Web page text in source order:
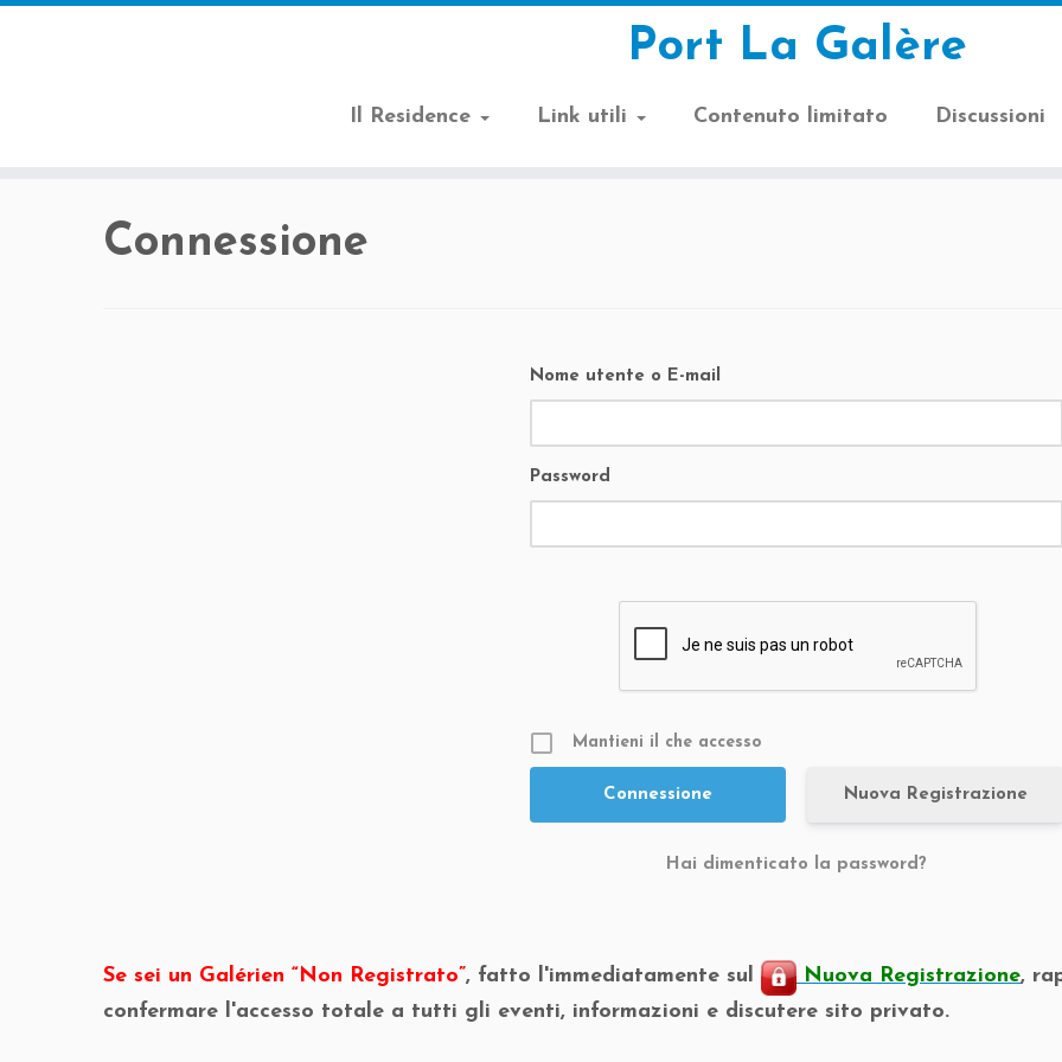
Port La Galère
Il Residence Link utili Contenuto limitato Discussioni
Connessione
Nome utente o E-mail
Password
Mantieni il che accesso
Nuova Registrazione
Hai dimenticato la password?
Se sei un Galérien “Non Registrato”, fatto l'immediatamente sul Nuova Registrazione,
confermare l'accesso totale a tutti gli eventi, informazioni e discutere sito privato.